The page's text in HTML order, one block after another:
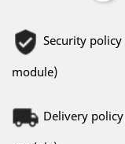
Security
module)
Delivery